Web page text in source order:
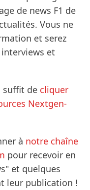
de news F1 de
Vous ne
et serez
et
suffit de cliquer
Nextgen-
à notre chaîne
pour recevoir en
et quelques
leur publication !